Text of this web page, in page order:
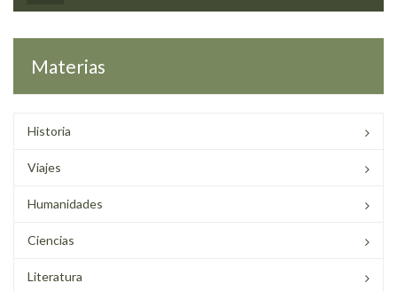
Materias
Historia
Viajes
Humanidades
Ciencias
Literatura